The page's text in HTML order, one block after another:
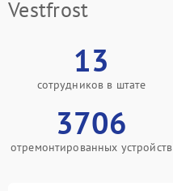
Vestfrost
13
сотрудников в штате
3706
отремонтированных устройств